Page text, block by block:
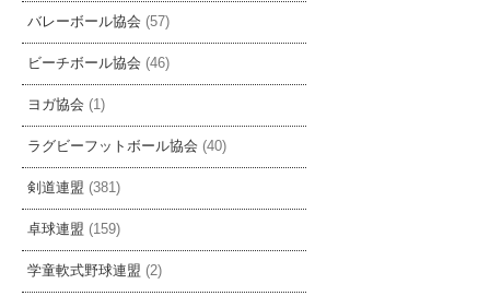
バレーボール協会 (57)
ビーチボール協会 (46)
ヨガ協会 (1)
ラグビーフットボール協会 (40)
剣道連盟 (381)
卓球連盟 (159)
学童軟式野球連盟 (2)